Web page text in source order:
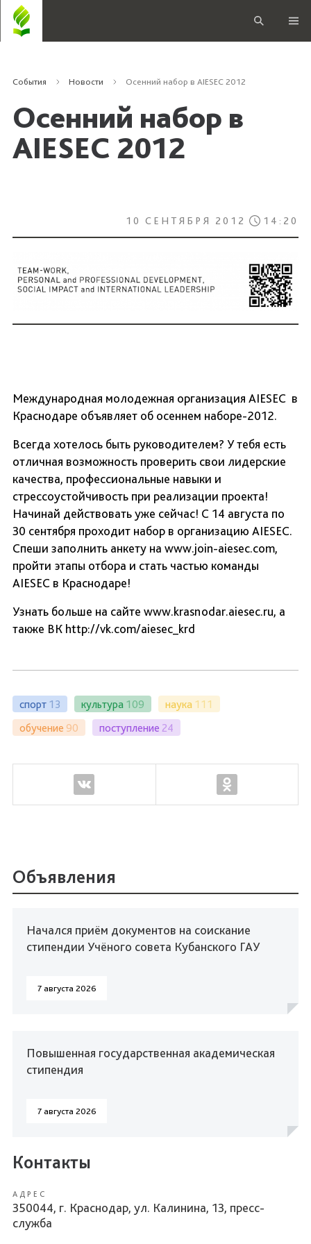
События Новости Осенний набор в AIESEC 2012
Осенний набор в
AIESEC 2012
10 СЕНТЯБРЯ 2012 14:20
Международная молодежная организация AIESEC в
Краснодаре объявляет об осеннем наборе-2012.
Всегда хотелось быть руководителем? У тебя есть
отличная возможность проверить свои лидерские
качества, профессиональные навыки и
стрессоустойчивость при реализации проекта!
Начинай действовать уже сейчас! С 14 августа по
30 сентября проходит набор в организацию AIESEC.
Спеши заполнить анкету на www.join-aiesec.com,
пройти этапы отбора и стать частью команды
AIESEC в Краснодаре!
Узнать больше на сайте www.krasnodar.aiesec.ru, а
также ВК http://vk.com/aiesec_krd
спорт 13 культура 109 наука 111
обучение 90 поступление 24
Объявления
Начался приём документов на соискание
стипендии Учёного совета Кубанского ГАУ
7 августа 2026
Повышенная государственная академическая
стипендия
7 августа 2026
Контакты
АДРЕС
350044, г. Краснодар, ул. Калинина, 13, пресс-
служба